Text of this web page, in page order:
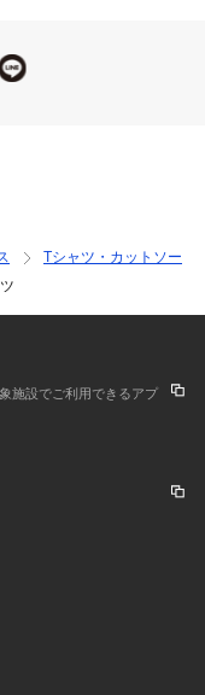
活躍します
承の上ご注文下さ
パにも！
Tシャツ・カットソー
施設でご利用できるアプ